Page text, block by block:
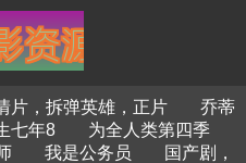
片，拆弹英雄，正片
乔蒂
七年8
为全人类第四季
我是公务员
国产剧，